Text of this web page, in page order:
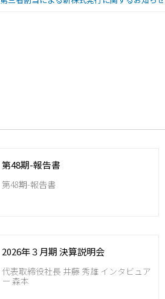
第48期-報告書
第48期-報告書
2026年３月期 決算説明会
代表取締役社長 井藤 秀雄 インタビュア
ー 森本